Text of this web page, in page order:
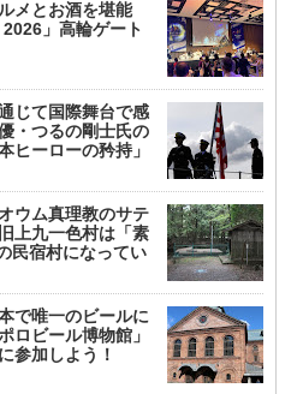
メとお酒を堪能
2026」高輪ゲート
じて国際舞台で感
・つるの剛士氏の
ヒーローの矜持」
ウム真理教のサテ
上九一色村は「素
民宿村になってい
で唯一のビールに
ロビール博物館」
参加しよう！